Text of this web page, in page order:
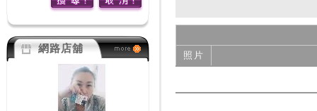
網路店舖
照片